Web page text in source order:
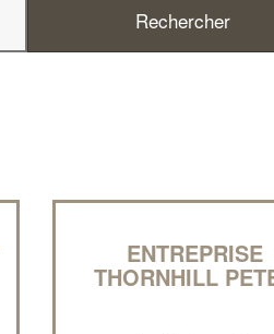
ENTREPRISE
THORNHILL
Vous
Augmentez votre